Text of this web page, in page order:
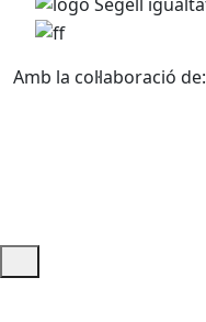
Amb la col·laboració de: